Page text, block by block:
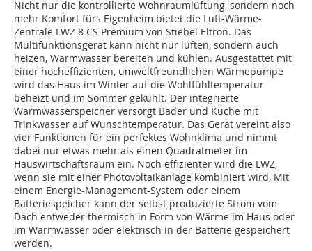
Nicht nur die kontrollierte Wohnraumlüftung, sondern noch
mehr Komfort fürs Eigenheim bietet die Luft-Wärme-
Zentrale LWZ 8 CS Premium von Stiebel Eltron. Das
Multifunktionsgerät kann nicht nur lüften, sondern auch
heizen, Warmwasser bereiten und kühlen. Ausgestattet mit
einer hocheffizienten, umweltfreundlichen Wärmepumpe
wird das Haus im Winter auf die Wohlfühltemperatur
beheizt und im Sommer gekühlt. Der integrierte
Warmwasserspeicher versorgt Bäder und Küche mit
Trinkwasser auf Wunschtemperatur. Das Gerät vereint also
vier Funktionen für ein perfektes Wohnklima und nimmt
dabei nur etwas mehr als einen Quadratmeter im
Hauswirtschaftsraum ein. Noch effizienter wird die LWZ,
wenn sie mit einer Photovoltaikanlage kombiniert wird, Mit
einem Energie-Management-System oder einem
Batteriespeicher kann der selbst produzierte Strom vom
Dach entweder thermisch in Form von Wärme im Haus oder
im Warmwasser oder elektrisch in der Batterie gespeichert
werden.